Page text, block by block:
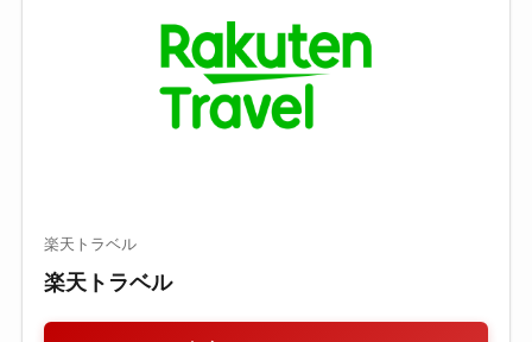
楽天トラベル
楽天トラベル